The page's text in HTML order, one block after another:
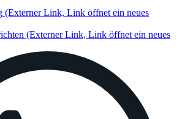
(Externer Link, Link öffnet ein neues
(Externer Link, Link öffnet ein neues